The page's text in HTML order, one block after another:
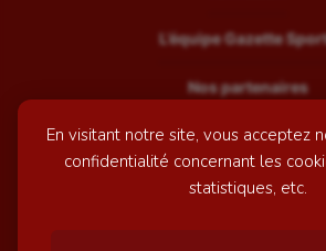
En visitant notre site, vous acceptez
confidentialité concernant les
statistiques, etc.
L’équipe Gazette
Nos partenaires
Recrutement
Mentions légales